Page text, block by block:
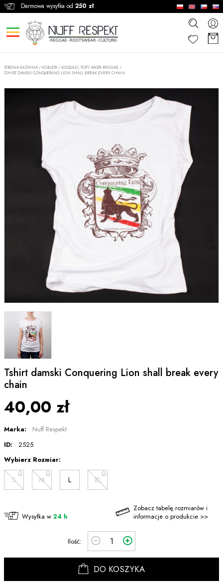
Darmowa wysyłka od 250 zł
STRONA GŁÓWNA / KOBIETA / KOSZULKI, TOPY RASTA REGGAE /
TSHIRT DAMSKI CONQUERING LION SHALL BREAK EVERY CHAIN
Tshirt damski Conquering Lion shall break every
chain
40,00 zł
Marka:
Nuff Respekt
ID:
2525
Wybierz Rozmiar:
S M L XL
Wysyłka w 24 h
Zobacz tabelę rozmiarów i
informacje o produkcie >>
Ilość:
DO KOSZYKA